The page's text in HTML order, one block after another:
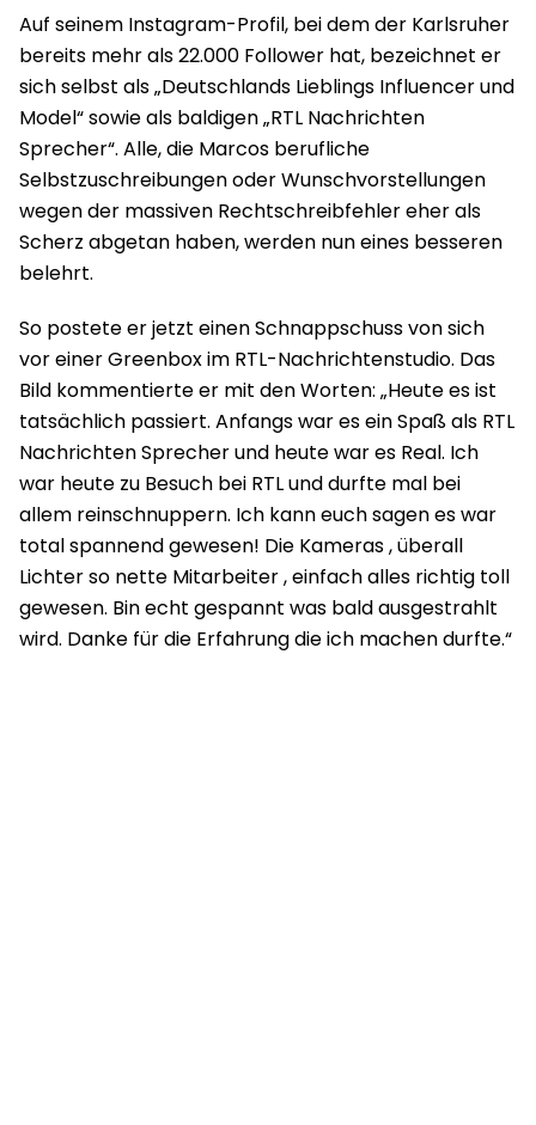
Auf seinem Instagram-Profil, bei dem der Karlsruher
bereits mehr als 22.000 Follower hat, bezeichnet er
sich selbst als „Deutschlands Lieblings Influencer und
Model“ sowie als baldigen „RTL Nachrichten
Sprecher“. Alle, die Marcos berufliche
Selbstzuschreibungen oder Wunschvorstellungen
wegen der massiven Rechtschreibfehler eher als
Scherz abgetan haben, werden nun eines besseren
belehrt.
So postete er jetzt einen Schnappschuss von sich
vor einer Greenbox im RTL-Nachrichtenstudio. Das
Bild kommentierte er mit den Worten: „Heute es ist
tatsächlich passiert. Anfangs war es ein Spaß als RTL
Nachrichten Sprecher und heute war es Real. Ich
war heute zu Besuch bei RTL und durfte mal bei
allem reinschnuppern. Ich kann euch sagen es war
total spannend gewesen! Die Kameras , überall
Lichter so nette Mitarbeiter , einfach alles richtig toll
gewesen. Bin echt gespannt was bald ausgestrahlt
wird. Danke für die Erfahrung die ich machen durfte.“